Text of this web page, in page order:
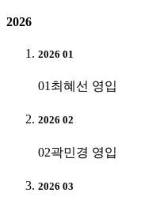
2026
2026 01
01 최혜선 영입
2026 02
02곽민경 영입
2026 03